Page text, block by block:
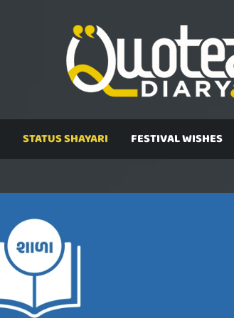
STATUS SHAYARI FESTIVAL WISHES